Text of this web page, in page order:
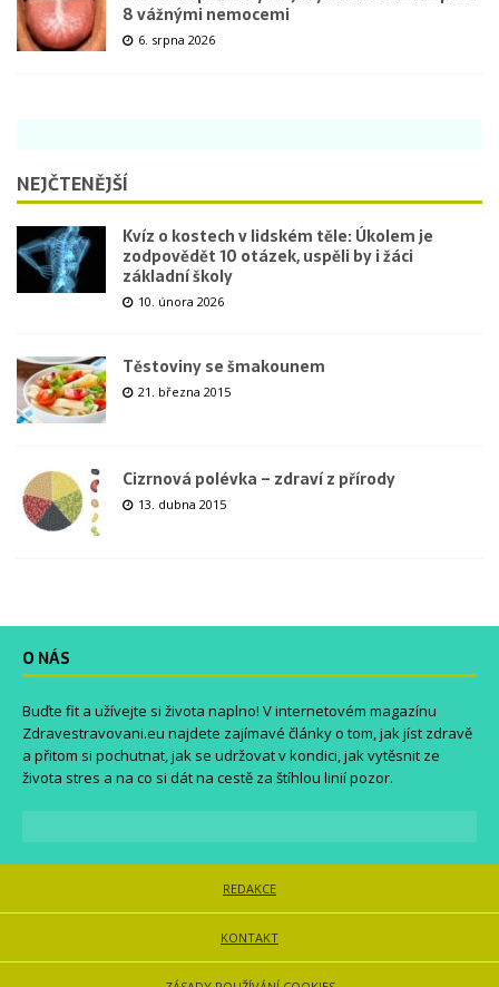
8 vážnými nemocemi
6. srpna 2026
NEJČTENĚJŠÍ
Kvíz o kostech v lidském těle: Úkolem je
zodpovědět 10 otázek, uspěli by i žáci
základní školy
10. února 2026
Těstoviny se šmakounem
21. března 2015
Cizrnová polévka – zdraví z přírody
13. dubna 2015
O NÁS
Buďte fit a užívejte si života naplno! V internetovém magazínu
Zdravestravovani.eu najdete zajímavé články o tom, jak jíst zdravě
a přitom si pochutnat, jak se udržovat v kondici, jak vytěsnit ze
života stres a na co si dát na cestě za štíhlou linií pozor.
REDAKCE
KONTAKT